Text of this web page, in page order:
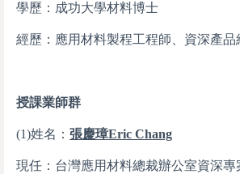
學歷：成功大學材料博士
經歷：應用材料製程工程師、資深產
授課業師群
(1)姓名： 張慶璋Eric Chang
現任：台灣應用材料總裁辦公室資深專